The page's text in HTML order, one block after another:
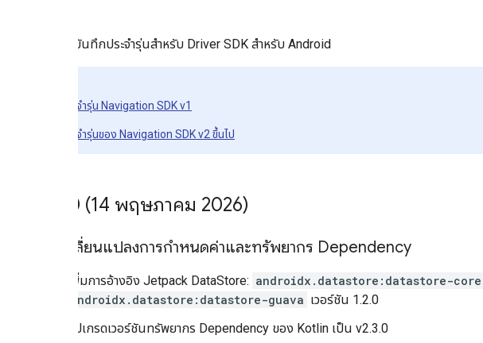
ส่วนนี้มีบันทึกประจำรุ่นสำหรับ Driver SDK สำหรับ Android
บันทึกประจำรุ่น Navigation SDK v1
บันทึกประจำรุ่นของ Navigation SDK v2 ขึ้นไป
0 (14 พฤษภาคม 2026)
การเปลี่ยนแปลงการกำหนดค่าและทรัพยากร Dependency
เพิ่มการอ้างอิง Jetpack DataStore: androidx.datastore:datastore-core
androidx.datastore:datastore-guava เวอร์ชัน 1.2.0
อัปเกรดเวอร์ชันทรัพยากร Dependency ของ Kotlin เป็น v2.3.0